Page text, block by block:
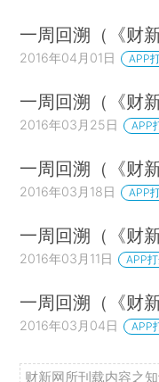
一周回溯（《财
2016年04月01日 APP
一周回溯（《财
2016年03月25日 APP
一周回溯（《财
2016年03月18日 APP
一周回溯（《财
2016年03月11日 APP
一周回溯（《财
2016年03月04日 APP
财新网所刊载内容之